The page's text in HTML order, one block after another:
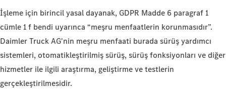
İşleme için birincil yasal dayanak, GDPR Madde 6 paragraf 1
cümle 1 f bendi uyarınca “meşru menfaatlerin korunmasıdır”.
Daimler Truck AG'nin meşru menfaati burada sürüş yardımcı
sistemleri, otomatikleştirilmiş sürüş, sürüş fonksiyonları ve diğer
hizmetler ile ilgili araştırma, geliştirme ve testlerin
gerçekleştirilmesidir.